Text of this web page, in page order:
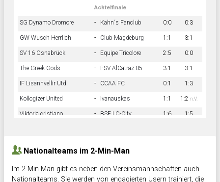
Achtelfinale
SG Dynamo Dromore - Kahn´s Fanclub 0:0 0:3
GW Wusch Herrlich - Club Magdeburg 1:1 3:1
SV 16 Osnabrück - Equipe Tricolore 2:5 0:0
The Greek Gods - FSV AlCatraz 05 3:1 3:1
IF Lisannvellir Utd. - CCAA FC 0:1 1:3
Kollogizer United - Ivanauskas 1:1 1:2 n.V.
Viktoria cristiano - BSF LO-City 1:6 1:5
Nationalteams im 2-Min-Man
Im 2-Min-Man gibt es neben den Vereinsmannschaften auch
Nationalteams. Sie werden von engagierten Usern trainiert, die